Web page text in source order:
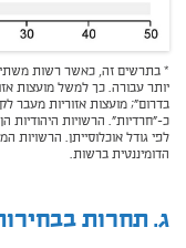
* בתרשים זה, כאשר רשות
יותר עבורה. כך למשל מועצות
בדרום"; מועצות אזוריות מעבר
כ-"חרדיות". הרשויות היהודיות
לפי גודל אוכלוסייתן. הרשויות
הדומיננטית ברשות.
ג. תחרות